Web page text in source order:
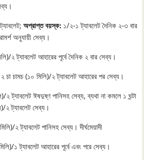
অপ্রাপ্ত বয়স্ক: ১/২-১ ট্যাবলেট দৈনিক ২-৩ বার
অনুযায়ী সেব্য।
২ ট্যাবলেট আহারের পূর্বে দৈনিক ২ বার সেব্য।
২ চা চামচ (১০ মিলি)/২ ট্যাবলেট আহারের পর সেব্য।
২ ট্যাবলেট ঈষদুষ্ণ পানিসহ সেব্য, ব্যথা না কমলে ১ ঘন্টা
২ ট্যাবলেট সেব্য।
২ ট্যাবলেট পানিসহ সেব্য। দীর্ঘমেয়াদী
১ ট্যাবলেট আহারের পূর্বে এবং পরে সেব্য।